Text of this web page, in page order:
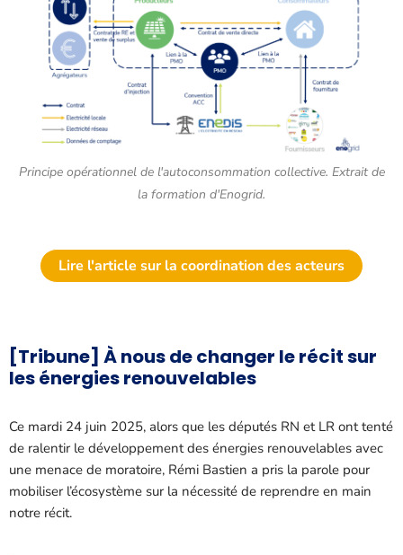
Principe opérationnel de l'autoconsommation collective. Extrait de
la formation d'Enogrid.
Lire l'article sur la coordination des acteurs
[Tribune] À nous de changer le récit sur
les énergies renouvelables
Ce mardi 24 juin 2025, alors que les députés RN et LR ont tenté
de ralentir le développement des énergies renouvelables avec
une menace de moratoire, Rémi Bastien a pris la parole pour
mobiliser l’écosystème sur la nécessité de reprendre en main
notre récit.